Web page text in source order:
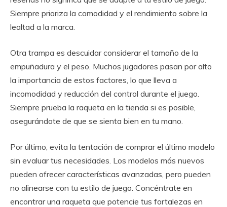
Siempre prioriza la comodidad y el rendimiento sobre la
lealtad a la marca.
Otra trampa es descuidar considerar el tamaño de la
empuñadura y el peso. Muchos jugadores pasan por alto
la importancia de estos factores, lo que lleva a
incomodidad y reducción del control durante el juego.
Siempre prueba la raqueta en la tienda si es posible,
asegurándote de que se sienta bien en tu mano.
Por último, evita la tentación de comprar el último modelo
sin evaluar tus necesidades. Los modelos más nuevos
pueden ofrecer características avanzadas, pero pueden
no alinearse con tu estilo de juego. Concéntrate en
encontrar una raqueta que potencie tus fortalezas en